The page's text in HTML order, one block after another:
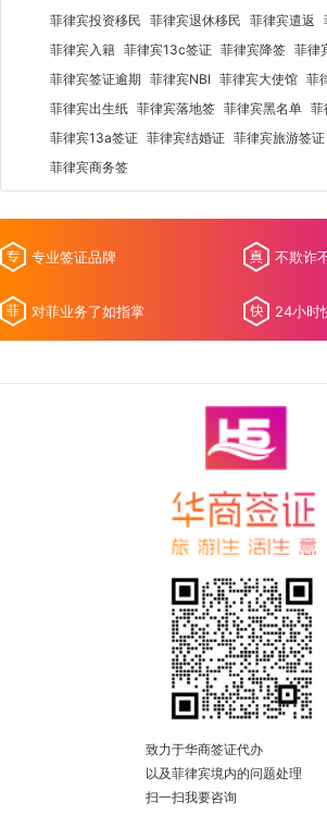
菲律宾投资移民 菲律宾退休移民 菲律宾遣返
菲律宾入籍 菲律宾13c签证 菲律宾降签 菲律
菲律宾签证逾期 菲律宾NBI 菲律宾大使馆 菲
菲律宾出生纸 菲律宾落地签 菲律宾黑名单 菲
菲律宾13a签证 菲律宾结婚证 菲律宾旅游签证
菲律宾商务签
专业签证品牌 不欺诈
对菲业务了如指掌 24小时
致力于华商签证代办
以及菲律宾境内的问题处理
扫一扫我要咨询